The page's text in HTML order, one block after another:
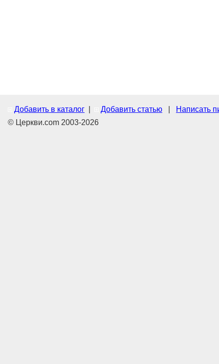
Добавить в каталог Добавить статью
Написать
© Церкви.com 2003-2026